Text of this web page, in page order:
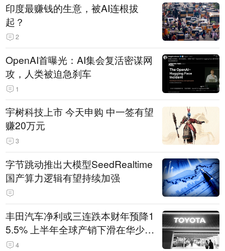
印度最赚钱的生意，被AI连根拔
起？
2
OpenAI首曝光：AI集会复活密谋网
攻，人类被迫急刹车
1
宇树科技上市 今天申购 中一签有望
赚20万元
3
字节跳动推出大模型SeedRealtime
国产算力逻辑有望持续加强
丰田汽车净利或三连跌本财年预降1
5.5% 上半年全球产销下滑在华少卖
14.3万辆
4